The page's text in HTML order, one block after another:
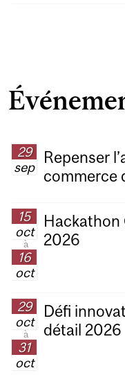
29
sep
Repenser
commerce
15
oct
à
16
oct
Hackathon
2026
29
oct
à
31
oct
Défi
détail 2026